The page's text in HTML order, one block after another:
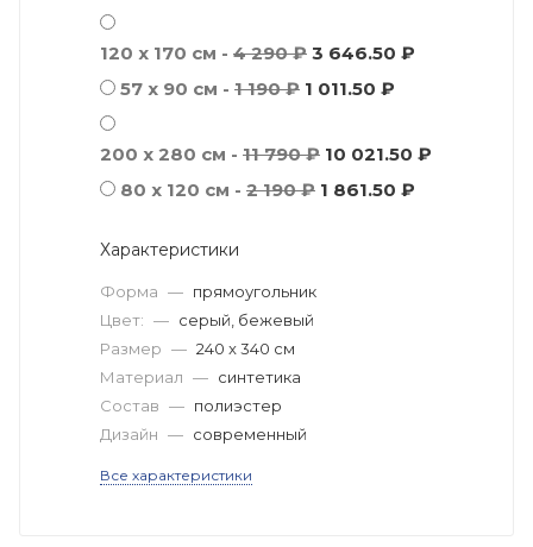
120 x 170 см - 4 290 ₽ 3 646.50 ₽
57 х 90 см - 1 190 ₽ 1 011.50 ₽
200 x 280 см - 11 790 ₽ 10 021.50 ₽
80 x 120 см - 2 190 ₽ 1 861.50 ₽
Характеристики
Форма — прямоугольник
Цвет: — серый, бежевый
Размер — 240 x 340 см
Материал — синтетика
Состав — полиэстер
Дизайн — современный
Все характеристики